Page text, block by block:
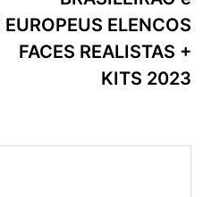
EUROPEUS ELENCOS
FACES REALISTAS +
KITS 2023